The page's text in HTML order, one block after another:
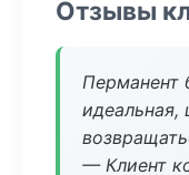
Отзывы
Перманент
идеальная,
— Клиент